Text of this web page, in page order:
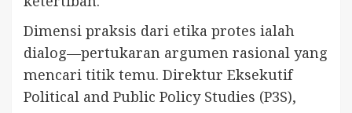
Dimensi praksis dari etika protes ialah
dialog—pertukaran argumen rasional yang
mencari titik temu. Direktur Eksekutif
Political and Public Policy Studies (P3S),